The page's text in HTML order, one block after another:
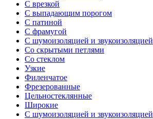
С врезкой
С выпадающим порогом
С патиной
С фрамугой
С шумоизоляцией и звукоизоляцией
Со скрытыми петлями
Со стеклом
Узкие
Филенчатое
Фрезерованные
Цельностеклянные
Широкие
С шумоизоляцией и звукоизоляцией